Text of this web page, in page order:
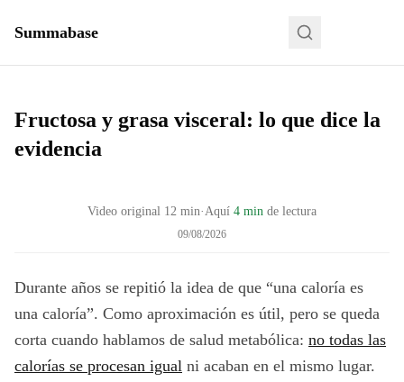
Summabase
Fructosa y grasa visceral: lo que dice la
evidencia
Video original 12 min·Aquí 4 min de lectura
09/08/2026
Durante años se repitió la idea de que “una caloría es
una caloría”. Como aproximación es útil, pero se queda
corta cuando hablamos de salud metabólica: no todas las
calorías se procesan igual ni acaban en el mismo lugar.